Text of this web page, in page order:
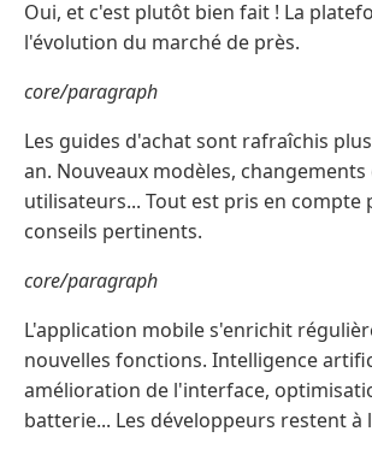
Oui, et c'est plutôt bien fait ! La
l'évolution du marché de près.
core/paragraph
Les guides d'achat sont rafraîchis
an. Nouveaux modèles,
utilisateurs... Tout est pris en compte
conseils pertinents.
core/paragraph
L'application mobile s'enrichit
nouvelles fonctions. Intelligence
amélioration de l'interface,
batterie... Les développeurs restent à